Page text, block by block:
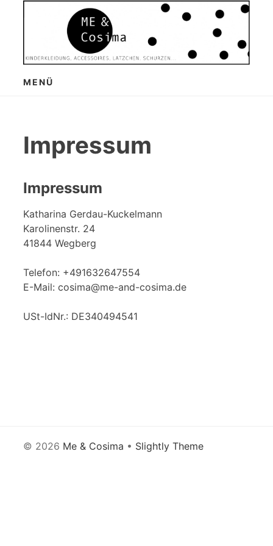
MENÜ
Impressum
Impressum
Katharina Gerdau-Kuckelmann
Karolinenstr. 24
41844 Wegberg
Telefon: +491632647554
E-Mail: cosima@me-and-cosima.de
USt-IdNr.: DE340494541
© 2026 Me & Cosima • Slightly Theme